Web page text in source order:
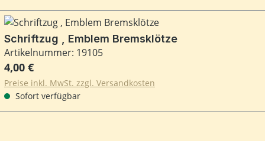
Schriftzug , Emblem Bremsklötze
Artikelnummer: 19105
Regulärer Preis:
4,00 €
Preise inkl. MwSt. zzgl. Versandkosten
Sofort verfügbar